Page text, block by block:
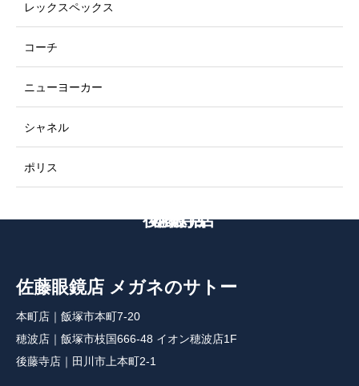
レックスペックス
コーチ
ニューヨーカー
シャネル
ポリス
本町店
穂波店
後藤寺店
佐藤眼鏡店 メガネのサトー
本町店｜飯塚市本町7-20
穂波店｜飯塚市枝国666-48 イオン穂波店1F
後藤寺店｜田川市上本町2-1